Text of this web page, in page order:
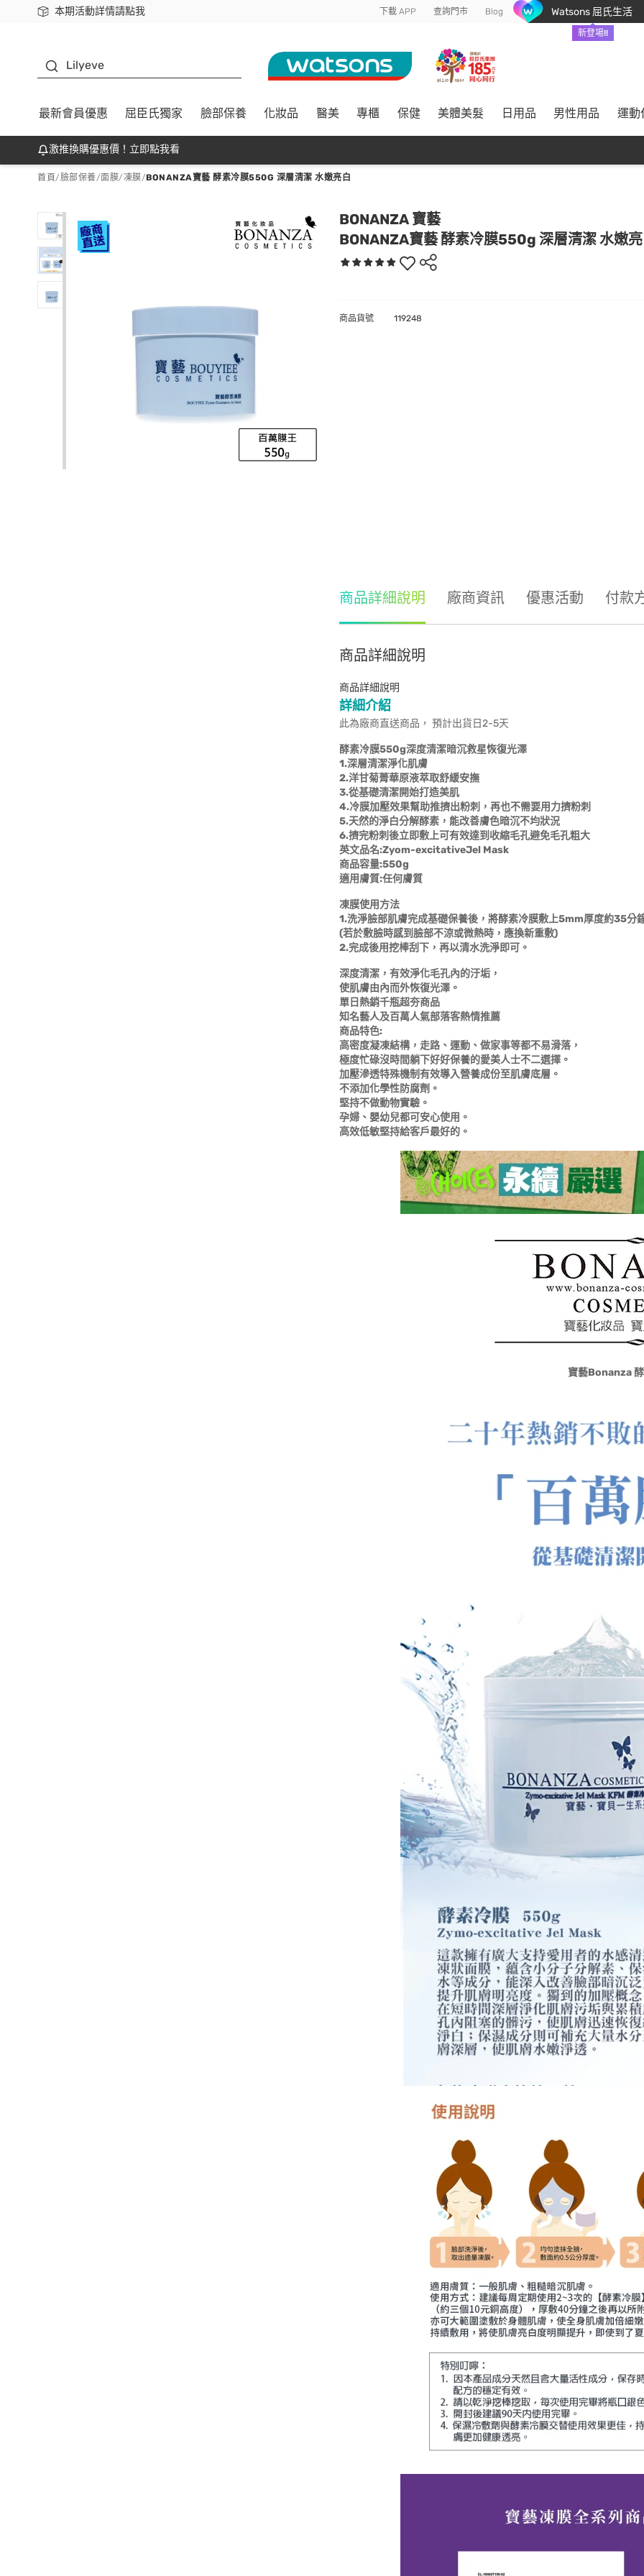
本期活動詳情請點我
下載app最高回饋$350 下載 APP 查詢門市 Blog Watsons 屈氏生活
新登場!!
Lilyeve
最新會員優惠 屈臣氏獨家 臉部保養 化妝品 醫美 專櫃 保健 美體美髮 日用品 男性用品 運動
激推換購優惠價！立即點我看
首頁/臉部保養/面膜/凍膜/BONANZA寶藝 酵素冷膜550G 深層清潔 水嫩亮白
BONANZA 寶藝
BONANZA寶藝 酵素冷膜550g 深層清潔 水嫩
商品貨號 119248
商品詳細說明 廠商資訊 優惠活動 付款
商品詳細說明
商品詳細說明
詳細介紹
此為廠商直送商品， 預計出貨日2-5天
酵素冷膜550g深度清潔暗沉救星恢復光澤
1.深層清潔淨化肌膚
2.洋甘菊菁華原液萃取舒緩安撫
3.從基礎清潔開始打造美肌
4.冷膜加壓效果幫助推擠出粉刺，再也不需要用力擠粉刺
5.天然的淨白分解酵素，能改善膚色暗沉不均狀況
6.擠完粉刺後立即敷上可有效達到收縮毛孔避免毛孔粗大
英文品名:Zyom-excitativeJel Mask
商品容量:550g
適用膚質:任何膚質
凍膜使用方法
1.洗淨臉部肌膚完成基礎保養後，將酵素冷膜敷上5mm厚度約35分
(若於敷臉時感到臉部不涼或微熱時，應換新重敷)
2.完成後用挖棒刮下，再以清水洗淨即可。
深度清潔，有效淨化毛孔內的汙垢，
使肌膚由內而外恢復光澤。
單日熱銷千瓶超夯商品
知名藝人及百萬人氣部落客熱情推薦
商品特色:
高密度凝凍結構，走路、運動、做家事等都不易滑落，
極度忙碌沒時間躺下好好保養的愛美人士不二選擇。
加壓滲透特殊機制有效導入營養成份至肌膚底層。
不添加化學性防腐劑。
堅持不做動物實驗。
孕婦、嬰幼兒都可安心使用。
高效低敏堅持給客戶最好的。
寶藝Bonanza